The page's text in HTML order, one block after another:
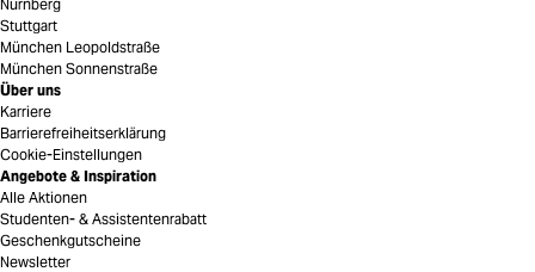
Nürnberg
Stuttgart
München Leopoldstraße
München Sonnenstraße
Über uns
Karriere
Barrierefreiheitserklärung
Cookie-Einstellungen
Angebote & Inspiration
Alle Aktionen
Studenten- & Assistentenrabatt
Geschenkgutscheine
Newsletter